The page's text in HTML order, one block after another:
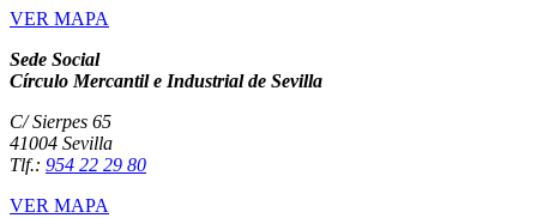
VER MAPA
Sede Social
Círculo Mercantil e Industrial de Sevilla
C/ Sierpes 65
41004 Sevilla
Tlf.: 954 22 29 80
VER MAPA